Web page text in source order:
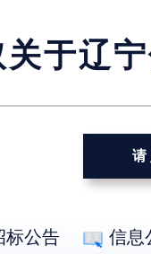
关于辽
公告 信息